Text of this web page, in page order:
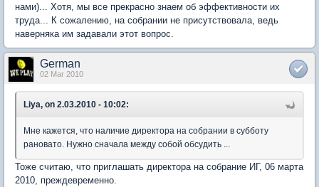
нами)... Хотя, мы все прекрасно знаем об эффективности их
труда... К сожалению, на собрании не присутствовала, ведь
наверняка им задавали этот вопрос.
German
02 Mar 2010
Liya, on 2.03.2010 - 10:02:
Мне кажется, что наличие директора на собрании в субботу
рановато. Нужно сначала между собой обсудить ...
Тоже считаю, что приглашать директора на собрание ИГ, 06 марта
2010, преждевременно.